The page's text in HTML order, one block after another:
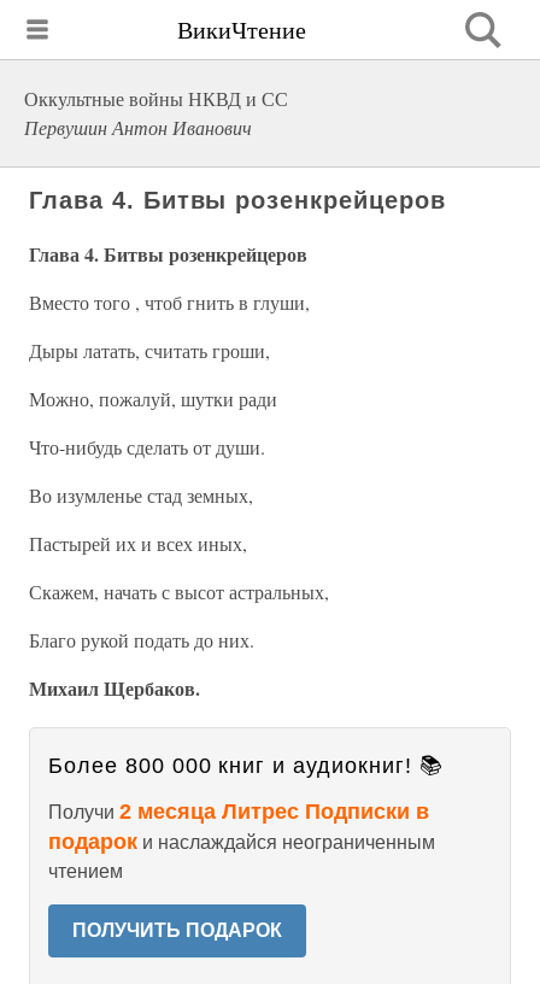
ВикиЧтение
Оккультные войны НКВД и СС
Первушин Антон Иванович
Глава 4. Битвы розенкрейцеров
Глава 4. Битвы розенкрейцеров
Вместо того , чтоб гнить в глуши,
Дыры латать, считать гроши,
Можно, пожалуй, шутки ради
Что-нибудь сделать от души.
Во изумленье стад земных,
Пастырей их и всех иных,
Скажем, начать с высот астральных,
Благо рукой подать до них.
Михаил Щербаков.
Более 800 000 книг и аудиокниг! 📚
Получи 2 месяца Литрес Подписки в
подарок и наслаждайся неограниченным
чтением
ПОЛУЧИТЬ ПОДАРОК